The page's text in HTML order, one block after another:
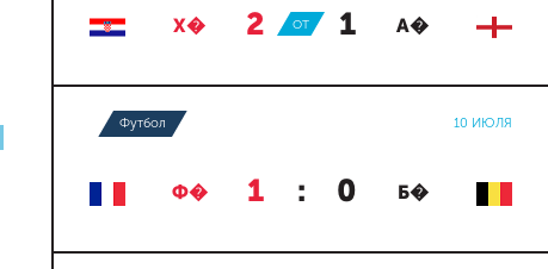
Х� 2 : 1 А�
ОТ
Футбол 10 ИЮЛЯ
Ф� 1 : 0 Б�